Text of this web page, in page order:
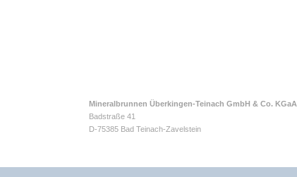
Mineralbrunnen Überkingen-Teinach GmbH & Co. KGaA
Badstraße 41
D-75385 Bad Teinach-Zavelstein